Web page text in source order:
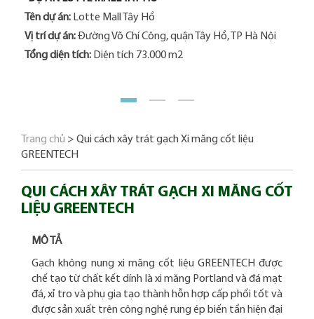
Tên dự án: Lotte Mall Tây Hồ
Vị trí dự án:Đường Võ Chí Công, quận Tây Hồ, TP Hà Nội
Tổng diện tích: Diện tích 73.000 m2
Trang chủ > Qui cách xây trát gạch Xi măng cốt liệu
GREENTECH
QUI CÁCH XÂY TRÁT GẠCH XI MĂNG CỐT
LIỆU GREENTECH
MÔ TẢ
Gạch không nung xi măng cốt liệu GREENTECH được
chế tạo từ chất kết dính là xi măng Portland và đá mạt
đá, xỉ tro và phụ gia tạo thành hỗn hợp cấp phối tốt và
được sản xuất trên công nghệ rung ép biến tần hiện đại